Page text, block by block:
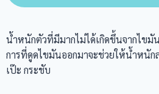
น้ำหนักตัวที่มีมากไม่ได้เกิดขึ้นจากไขมั
การที่ดูดไขมันออกมาจะช่วยให้น้ำหนัก
เป๊ะ กระชับ